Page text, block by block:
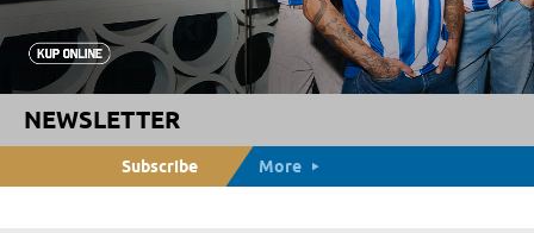
NEWSLETTER
Subscribe More